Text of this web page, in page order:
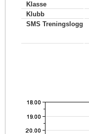
Klasse
Klubb
SMS Treningslogg